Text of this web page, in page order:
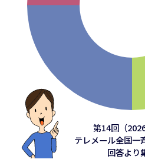
第14回（2026
テレメール全国一
回答より